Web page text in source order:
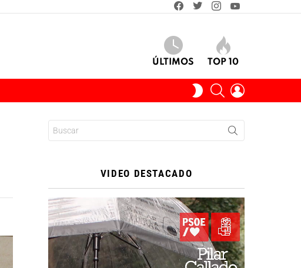
ÚLTIMOS TOP 10
SWITCH
SKIN
BUSCAR
VIDEO DESTACADO
Reproductor
de
vídeo